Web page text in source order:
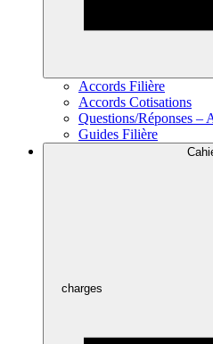
Accords Filière
Accords Cotisations
Questions/Réponses –
Guides Filière
charges